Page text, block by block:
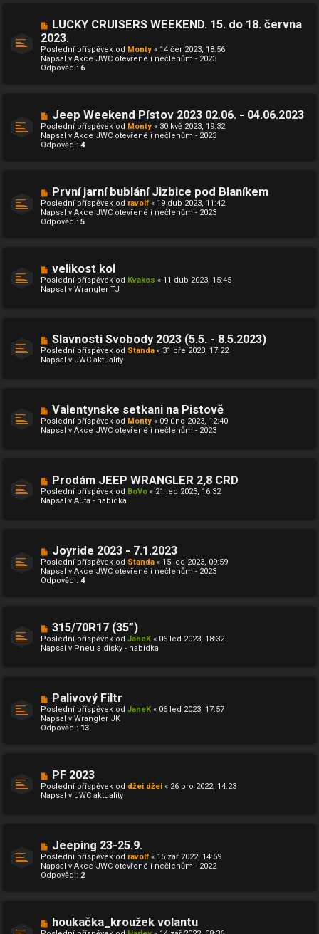
ě
v
e
k
N
o
v
ý
p
ř
e
k
LUCKY CRUISERS WEEKEND. 15. do 18. června
2023.
Poslední příspěvek od Monty « 14 čer 2023, 18:56
Napsal v Akce JWC otevřené i nečlenům - 2023
Odpovědi: 6
o
v
ý
p
p
ě
v
e
k
Jeep Weekend Pístov 2023 02.06. - 04.06.2023
Poslední příspěvek od Monty « 30 kvě 2023, 19:32
Napsal v Akce JWC otevřené i nečlenům - 2023
Odpovědi: 4
N
o
v
ý
p
ě
v
e
První jarní bublání Jizbice pod Blaníkem
Poslední příspěvek od ravolf « 19 dub 2023, 11:42
Napsal v Akce JWC otevřené i nečlenům - 2023
Odpovědi: 5
N
o
v
ý
p
ě
v
velikost kol
Poslední příspěvek od Kvakos « 11 dub 2023, 15:45
Napsal v Wrangler TJ
N
o
v
ý
p
ě
v
Slavnosti Svobody 2023 (5.5. - 8.5.2023)
Poslední příspěvek od Standa « 31 bře 2023, 17:22
Napsal v JWC aktuality
N
v
ý
ě
v
Valentynske setkani na Pistově
Poslední příspěvek od Monty « 09 úno 2023, 12:40
Napsal v Akce JWC otevřené i nečlenům - 2023
N
o
v
ý
p
ě
v
e
Prodám JEEP WRANGLER 2,8 CRD
Poslední příspěvek od BoVo « 21 led 2023, 16:32
Napsal v Auta - nabídka
o
v
ý
p
p
ě
v
e
Joyride 2023 - 7.1.2023
Poslední příspěvek od Standa « 15 led 2023, 09:59
Napsal v Akce JWC otevřené i nečlenům - 2023
Odpovědi: 4
N
o
v
ý
ě
v
e
315/70R17 (35”)
Poslední příspěvek od JaneK « 06 led 2023, 18:32
Napsal v Pneu a disky - nabídka
N
o
v
ý
p
p
ě
v
e
Palivový Filtr
Poslední příspěvek od JaneK « 06 led 2023, 17:57
Napsal v Wrangler JK
Odpovědi: 13
N
o
v
ý
p
ě
v
e
PF 2023
Poslední příspěvek od džei džei « 26 pro 2022, 14:23
Napsal v JWC aktuality
o
v
ý
p
p
ě
Jeeping 23-25.9.
Poslední příspěvek od ravolf « 15 zář 2022, 14:59
Napsal v Akce JWC otevřené i nečlenům - 2022
Odpovědi: 2
N
ohoukačka_kroužek volantu